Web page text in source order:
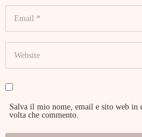
Salva il mio nome, email e sito web in
volta che commento.